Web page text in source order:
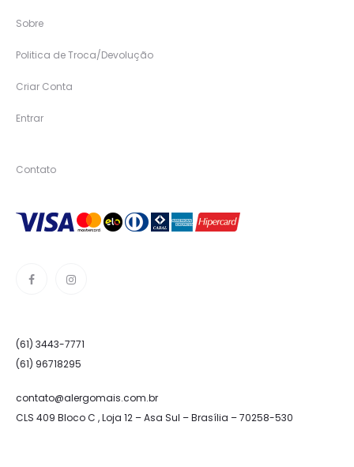
Sobre
Politica de Troca/Devolução
Criar Conta
Entrar
Contato
(61) 3443-7771
(61) 96718295
contato@alergomais.com.br
CLS 409 Bloco C , Loja 12 – Asa Sul – Brasília – 70258-530